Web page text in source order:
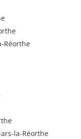
Réorthe
la-Réorthe